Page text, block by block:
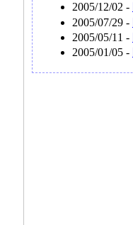
2005/12/02 -
2005/07/29 -
2005/05/11 -
2005/01/05 -